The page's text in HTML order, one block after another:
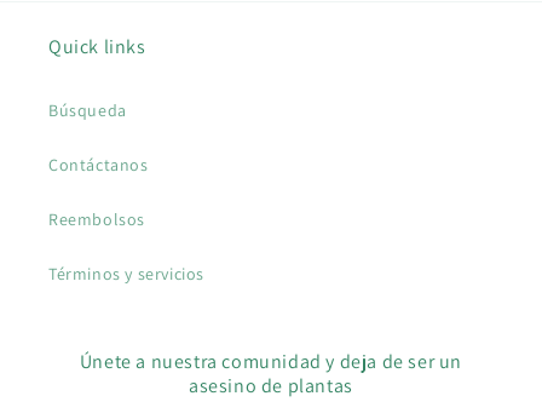
Quick links
Búsqueda
Contáctanos
Reembolsos
Términos y servicios
Únete a nuestra comunidad y deja de ser un
asesino de plantas